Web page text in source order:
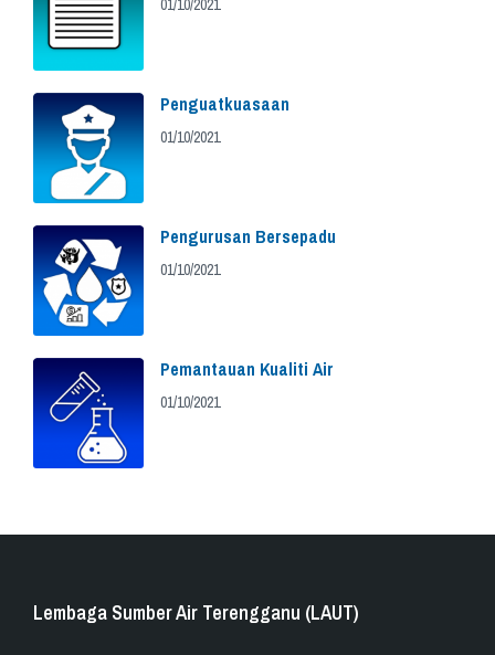
01/10/2021
Penguatkuasaan
01/10/2021
Pengurusan Bersepadu
01/10/2021
Pemantauan Kualiti Air
01/10/2021
Lembaga Sumber Air Terengganu (LAUT)